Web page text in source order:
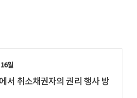
일
서 취소채권자의 권리 행사 방